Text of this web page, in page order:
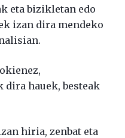
eta bizikletan edo
izan dira mendeko
hauek, besteak
hiria, zenbat eta